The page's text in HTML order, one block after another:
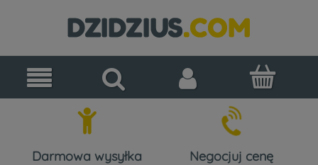
Darmowa wysyłka Negocjuj cenę